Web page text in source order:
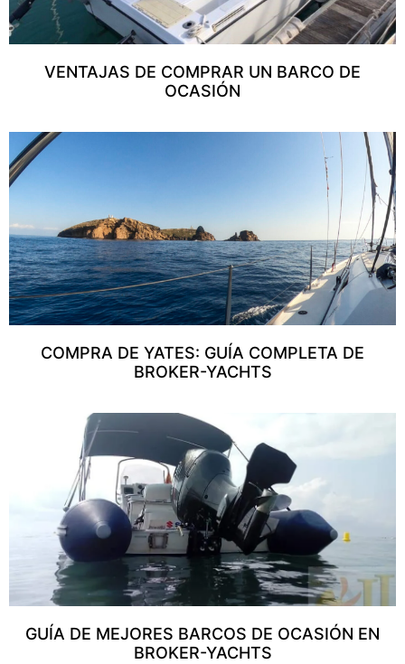
VENTAJAS DE COMPRAR UN BARCO DE
OCASIÓN
COMPRA DE YATES: GUÍA COMPLETA DE
BROKER-YACHTS
GUÍA DE MEJORES BARCOS DE OCASIÓN EN
BROKER-YACHTS